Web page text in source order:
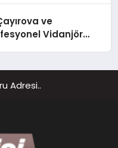
ve
Vidanjör
Adresi..